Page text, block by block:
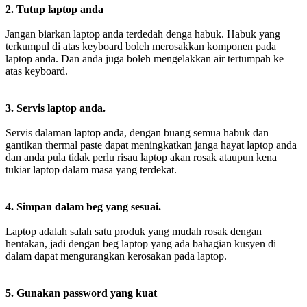
2. Tutup laptop anda
Jangan biarkan laptop anda terdedah denga habuk. Habuk yang
terkumpul di atas keyboard boleh merosakkan komponen pada
laptop anda. Dan anda juga boleh mengelakkan air tertumpah ke
atas keyboard.
3. Servis laptop anda.
Servis dalaman laptop anda, dengan buang semua habuk dan
gantikan thermal paste dapat meningkatkan janga hayat laptop anda
dan anda pula tidak perlu risau laptop akan rosak ataupun kena
tukiar laptop dalam masa yang terdekat.
4. Simpan dalam beg yang sesuai.
Laptop adalah salah satu produk yang mudah rosak dengan
hentakan, jadi dengan beg laptop yang ada bahagian kusyen di
dalam dapat mengurangkan kerosakan pada laptop.
5. Gunakan password yang kuat